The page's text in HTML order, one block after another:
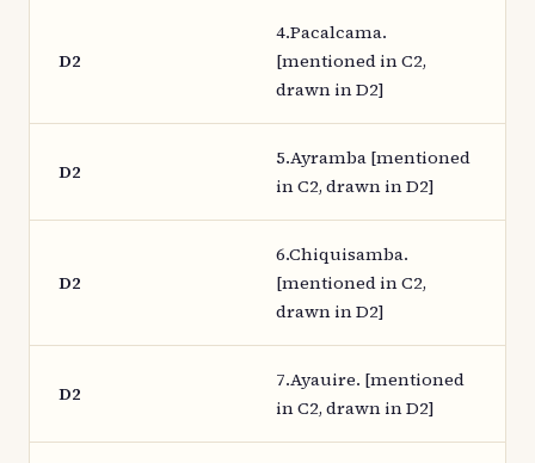
D2
4.Pacalcama.
[mentioned in C2,
drawn in D2]
D2
5.Ayramba [mentioned
in C2, drawn in D2]
D2
6.Chiquisamba.
[mentioned in C2,
drawn in D2]
D2
7.Ayauire. [mentioned
in C2, drawn in D2]